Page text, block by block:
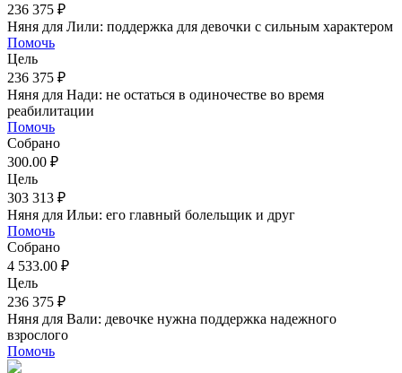
236 375 ₽
Няня для Лили: поддержка для девочки с сильным характером
Помочь
Цель
236 375 ₽
Няня для Нади: не остаться в одиночестве во время
реабилитации
Помочь
Собрано
300.00 ₽
Цель
303 313 ₽
Няня для Ильи: его главный болельщик и друг
Помочь
Собрано
4 533.00 ₽
Цель
236 375 ₽
Няня для Вали: девочке нужна поддержка надежного
взрослого
Помочь